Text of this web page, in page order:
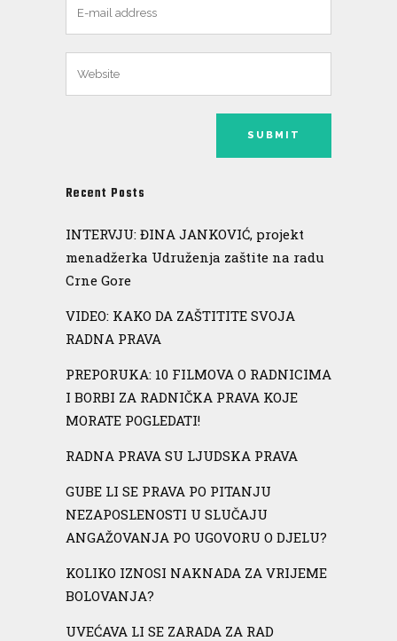
Recent Posts
INTERVJU: ĐINA JANKOVIĆ, projekt
menadžerka Udruženja zaštite na radu
Crne Gore
VIDEO: KAKO DA ZAŠTITITE SVOJA
RADNA PRAVA
PREPORUKA: 10 FILMOVA O RADNICIMA
I BORBI ZA RADNIČKA PRAVA KOJE
MORATE POGLEDATI!
RADNA PRAVA SU LJUDSKA PRAVA
GUBE LI SE PRAVA PO PITANJU
NEZAPOSLENOSTI U SLUČAJU
ANGAŽOVANJA PO UGOVORU O DJELU?
KOLIKO IZNOSI NAKNADA ZA VRIJEME
BOLOVANJA?
UVEĆAVA LI SE ZARADA ZA RAD